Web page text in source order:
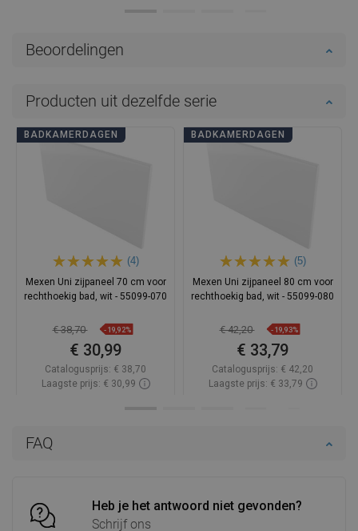
FAQ
Heb je het antwoord niet gevonden?
Schrijf ons
Beoordelingen
Producten uit dezelfde serie
BADKAMERDAGEN
(4)
Mexen Uni zijpaneel 70 cm voor
rechthoekig bad, wit - 55099-070
€ 38,70 -19,92%
€ 30,99
Catalogusprijs: € 38,70
Laagste prijs: € 30,99
BADKAMERDAGEN
(5)
Mexen Uni zijpaneel 80 cm voor
rechthoekig bad, wit - 55099-080
€ 42,20 -19,93%
€ 33,79
Catalogusprijs: € 42,20
Laagste prijs: € 33,79